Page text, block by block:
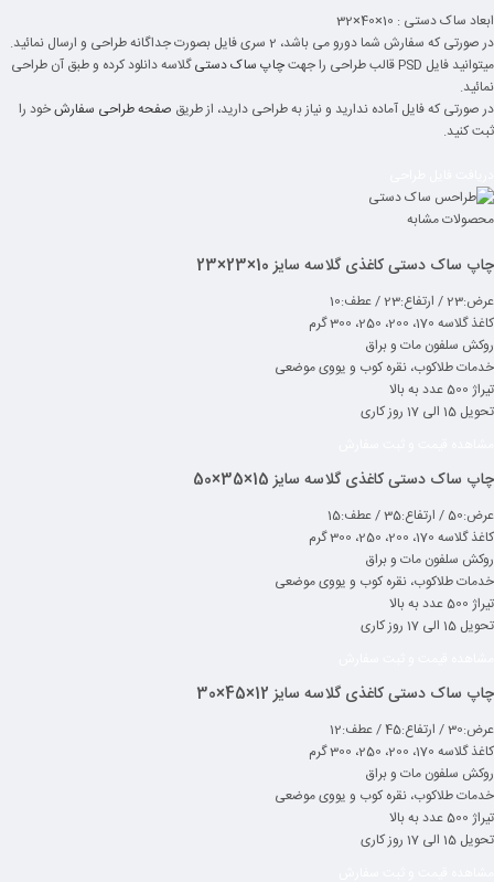
ابعاد ساک دستی : 10×40×32
در صورتی که سفارش شما دورو می باشد، 2 سری فایل بصورت جداگانه طراحی و ارسال نمائید.
میتوانید فایل PSD قالب طراحی را جهت
چاپ ساک دستیگلاسه دانلود کرده و طبق آن طراحی
نمائید.
در صورتی که فایل آماده ندارید و نیاز به طراحی دارید، از طریق صفحه طراحی سفارشخود را
ثبت کنید.
محصولات مشابه
چاپ ساک دستی کاغذی گلاسه سایز 10×23×23
عرض:23 / ارتفاع:23 / عطف:10
کاغذ گلاسه 170، 200، 250، 300 گرم
روکش سلفون مات و براق
خدمات طلاکوب، نقره کوب و یووی موضعی
تیراژ 500 عدد به بالا
تحویل 15 الی 17 روز کاری
چاپ ساک دستی کاغذی گلاسه سایز 15×35×50
عرض:50 / ارتفاع:35 / عطف:15
کاغذ گلاسه 170، 200، 250، 300 گرم
روکش سلفون مات و براق
خدمات طلاکوب، نقره کوب و یووی موضعی
تیراژ 500 عدد به بالا
تحویل 15 الی 17 روز کاری
چاپ ساک دستی کاغذی گلاسه سایز 12×45×30
عرض:30 / ارتفاع:45 / عطف:12
کاغذ گلاسه 170، 200، 250، 300 گرم
روکش سلفون مات و براق
خدمات طلاکوب، نقره کوب و یووی موضعی
تیراژ 500 عدد به بالا
تحویل 15 الی 17 روز کاری